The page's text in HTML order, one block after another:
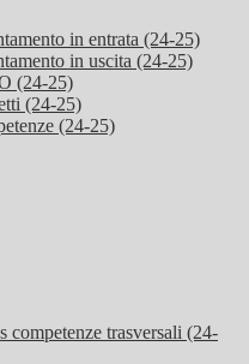
in entrata (24-25)
in uscita (24-25)
(24-25)
(24-25)
(24-25)
competenze trasversali (24-